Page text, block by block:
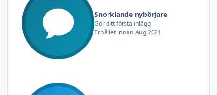
Snorklande nybörjare
Gör ditt första inlägg
Erhållet innan Aug 2021